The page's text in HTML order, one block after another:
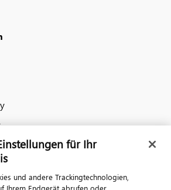
Sie uns
für Ihr
und andere Trackingtechnologien,
Ihrem Endgerät abrufen oder